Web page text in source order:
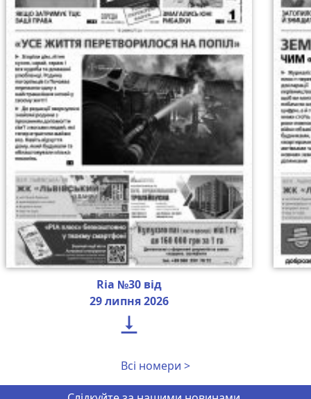
Ria №30 від
29 липня 2026

Всі номери >